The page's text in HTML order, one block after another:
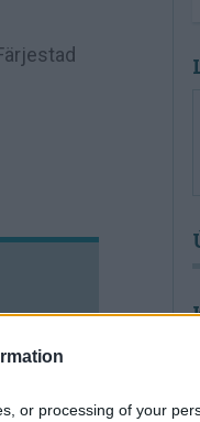
or processing of your